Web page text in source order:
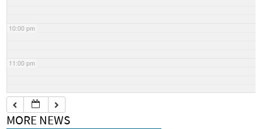
10:00 pm
11:00 pm
MORE NEWS